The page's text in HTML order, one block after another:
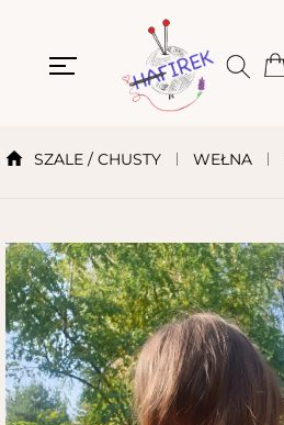
SZALE / CHUSTY WEŁNA